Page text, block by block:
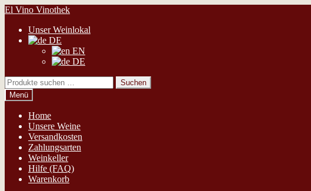
Zur
springen
Zum
springen
El Vino Vinothek
Unser Weinlokal
DE
EN
DE
Suchen
nach:
Suchen
Menü
Home
Unsere Weine
Versandkosten
Zahlungsarten
Weinkeller
Hilfe (FAQ)
Warenkorb